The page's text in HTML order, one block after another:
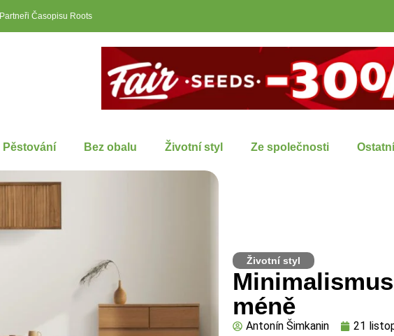
Partneři Časopisu Roots
Pěstování Bez obalu Životní styl Ze společnosti Ostatní
Životní styl
méně
Antonín Šimkanin 21